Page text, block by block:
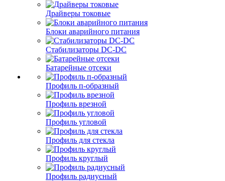
Драйверы токовые
Блоки аварийного питания
Стабилизаторы DC-DC
Батарейные отсеки
Профиль п-образный
Профиль врезной
Профиль угловой
Профиль для стекла
Профиль круглый
Профиль радиусный